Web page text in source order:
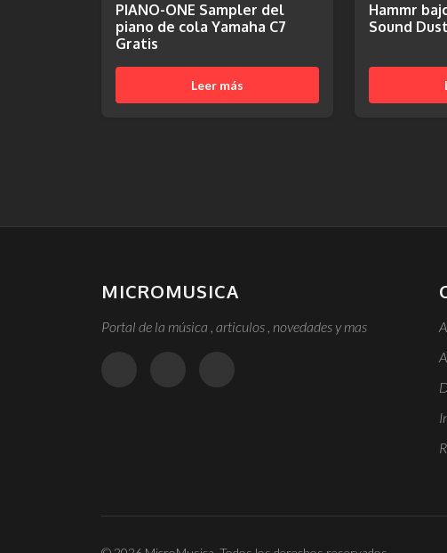
PIANO-ONE Sampler del
piano de cola Yamaha C7
Gratis
Leer más
Hammr
Sound Dust
MICROMUSICA
Portal de la música , articulos , novedades y mas